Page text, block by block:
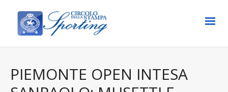
PIEMONTE OPEN INTESA